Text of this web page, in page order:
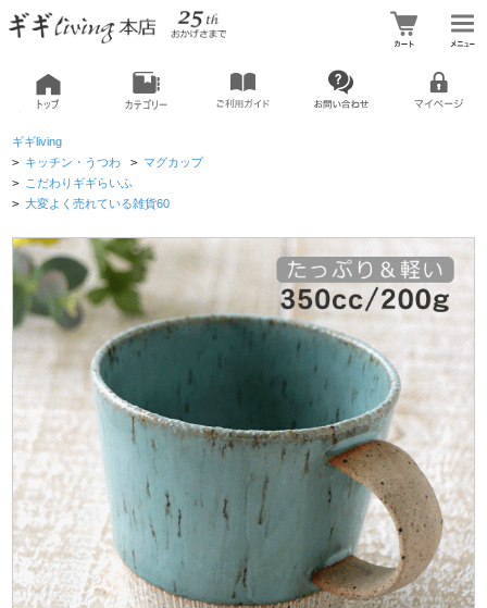
ギギliving
> キッチン・うつわ > マグカップ
> こだわりギギらいふ
> 大変よく売れている雑貨60